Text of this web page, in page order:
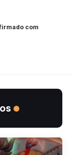
com